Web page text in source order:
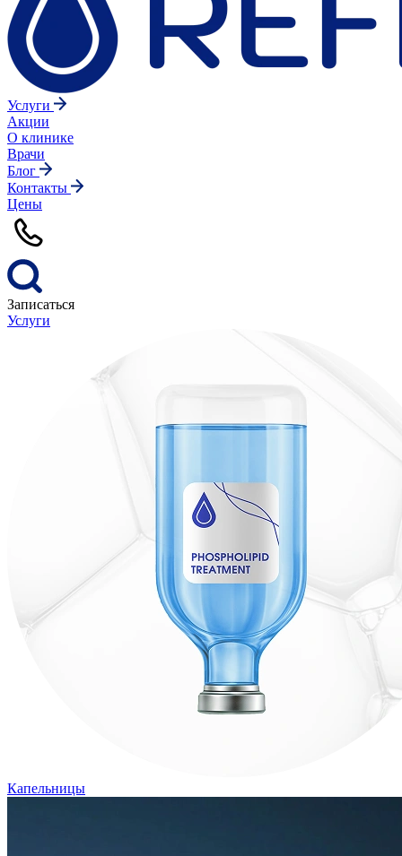
Услуги
Акции
О клинике
Врачи
Блог
Контакты
Цены
Записаться
Услуги
Капельницы